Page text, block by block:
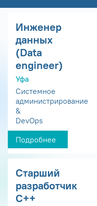
Инженер
данных
(Data
engineer)
Уфа
Системное
администрирование
&
DevOps
Подробнее
Старший
разработчик
С++